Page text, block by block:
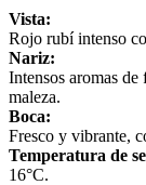
Vista:
Rojo rubí intenso
Nariz:
Intensos aromas de
maleza.
Boca:
Fresco y vibrante,
Temperatura de
16°C.